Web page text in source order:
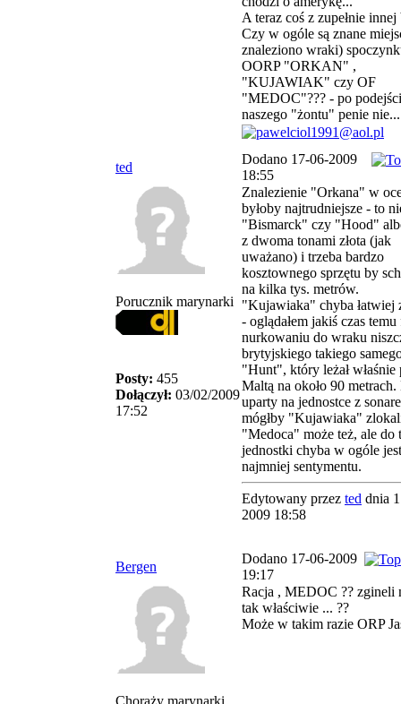
A teraz coś z zupełnie
Czy w ogóle są znane
znaleziono wraki)
OORP "ORKAN" ,
"KUJAWIAK" czy OF
"MEDOC"??? - po
naszego "żontu" penie
ted
Dodano 17-06-2009
18:55
Porucznik marynarki
Posty: 455
Dołączył: 03/02/2009
17:52
Znalezienie "Orkana" w
byłoby najtrudniejsze - to
"Bismarck" czy "Hood"
z dwoma tonami złota (jak
uważano) i trzeba bardzo
kosztownego sprzętu by
na kilka tys. metrów.
"Kujawiaka" chyba łatwiej
- oglądałem jakiś czas
nurkowaniu do wraku
brytyjskiego takiego
"Hunt", który leżał właśnie
Maltą na około 90
uparty na jednostce z
mógłby "Kujawiaka"
"Medoca" może też, ale do
jednostki chyba w ogóle jest
najmniej sentymentu.
Edytowany przez ted dnia
2009 18:58
Bergen
Dodano 17-06-2009
19:17
Chorąży marynarki
Racja , MEDOC ?? zgineli
tak właściwie ... ??
Może w takim razie ORP